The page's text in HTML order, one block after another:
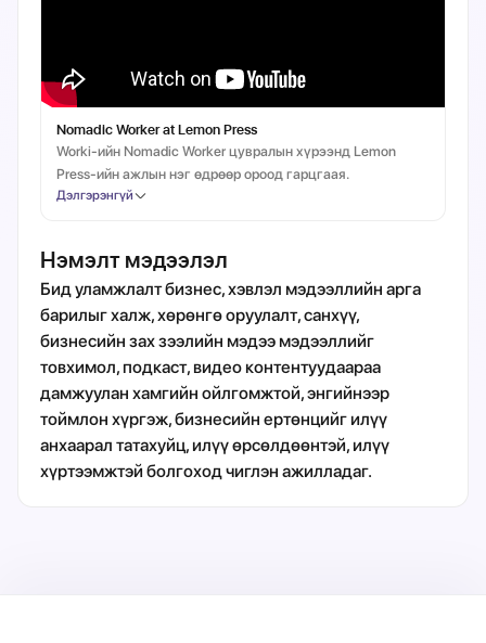
Nomadic Worker at Lemon Press
Worki-ийн Nomadic Worker цувралын хүрээнд Lemon
Press-ийн ажлын нэг өдрөөр ороод гарцгаая.
Дэлгэрэнгүй
Нэмэлт мэдээлэл
Бид уламжлалт бизнес, хэвлэл мэдээллийн арга
барилыг халж, хөрөнгө оруулалт, санхүү,
бизнесийн зах зээлийн мэдээ мэдээллийг
товхимол, подкаст, видео контентуудаараа
дамжуулан хамгийн ойлгомжтой, энгийнээр
тоймлон хүргэж, бизнесийн ертөнцийг илүү
анхаарал татахуйц, илүү өрсөлдөөнтэй, илүү
хүртээмжтэй болгоход чиглэн ажилладаг.